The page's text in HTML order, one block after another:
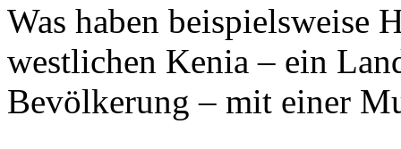
Was haben beispielsweise
westlichen Kenia – ein
Bevölkerung – mit einer